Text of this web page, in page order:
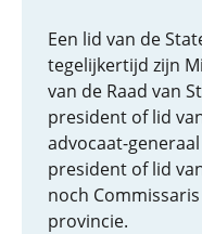
Een lid van de
tegelijkertijd zijn
van de Raad van
president of lid
advocaat-
president of lid
noch
provincie.